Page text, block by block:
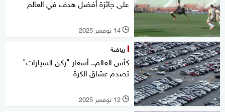
على جائزة أفضل هدف في العالم
l 14 نوفمبر 2025
رياضة
كأس العالم.. أسعار "ركن السيارات"
تصدم عشاق الكرة
l 12 نوفمبر 2025